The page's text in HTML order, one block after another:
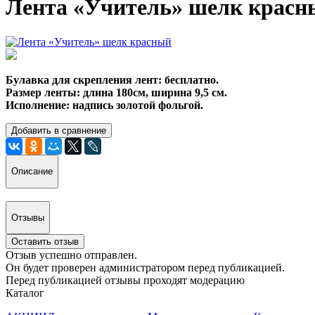
Лента «Учитель» шелк
Булавка для скрепления лент: бесплатно.
Размер ленты: длина 180см, ширина 9,5 см.
Исполнение: надпись золотой фольгой.
Добавить в сравнение
Описание
Отзывы
Оставить отзыв
Отзыв успешно отправлен.
Он будет проверен администратором перед публикацией.
Перед публикацией отзывы проходят модерацию
Каталог